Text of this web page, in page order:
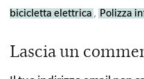
bicicletta elettrica , Polizza
Reader
Lascia un